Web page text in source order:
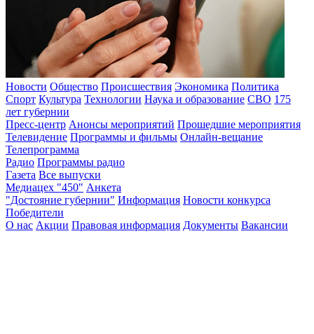
Новости Общество Происшествия Экономика Политика
Спорт Культура Технологии Наука и образование СВО 175
лет губернии
Пресс-центр Анонсы мероприятий Прошедшие мероприятия
Телевидение Программы и фильмы Онлайн-вещание
Телепрограмма
Радио Программы радио
Газета Все выпуски
Медиацех "450" Анкета
"Достояние губернии" Информация Новости конкурса
Победители
О нас Акции Правовая информация Документы Вакансии